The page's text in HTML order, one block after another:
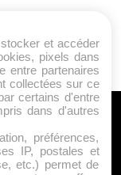
et accéder
pixels dans
entre partenaires
collectées sur ce
certains d'entre
dans d'autres
préférences,
IP, postales et
etc.) permet de